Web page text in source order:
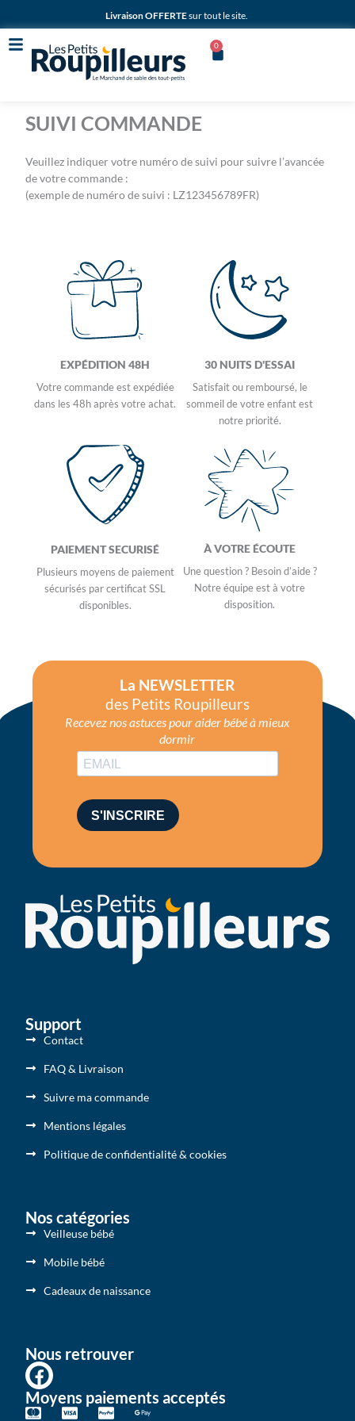
au
contenu
Livraison OFFERTEsur tout le site.
0
Panier
SUIVI COMMANDE
Veuillez indiquer votre numéro de suivi pour suivre l’avancée
de votre commande :
(exemple de numéro de suivi : LZ123456789FR)
EXPÉ​DITION 48H
Votre commande est expédiée
dans les 48h après votre achat.
30 NUITS D'ESSAI
Satisfait ou remboursé, le
sommeil de votre enfant est
notre priorité.
PAIEMENT SECURISÉ
Plusieurs moyens de paiement
sécurisés par certificat SSL
disponibles.
À VOTRE ÉCOUTE
Une question ? Besoin d’aide ?
Notre équipe est à votre
disposition.
La NEWSLETTER
des Petits Roupilleurs
Recevez nos astuces pour aider bébé à mieux
dormir
S'INSCRIRE
Support
Contact
FAQ & Livraison
Suivre ma commande
Mentions légales
Politique de confidentialité & cookies
Nos catégories
Veilleuse bébé
Mobile bébé
Cadeaux de naissance
Nous retrouver
F
a
c
Moyens paiements acceptés